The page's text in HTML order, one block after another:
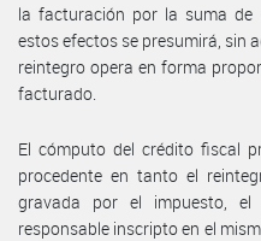
la facturación por la suma de
estos efectos se presumirá, sin
reintegro opera en forma
facturado.
El cómputo del crédito fiscal
procedente en tanto el
gravada por el impuesto,
responsable inscripto en el